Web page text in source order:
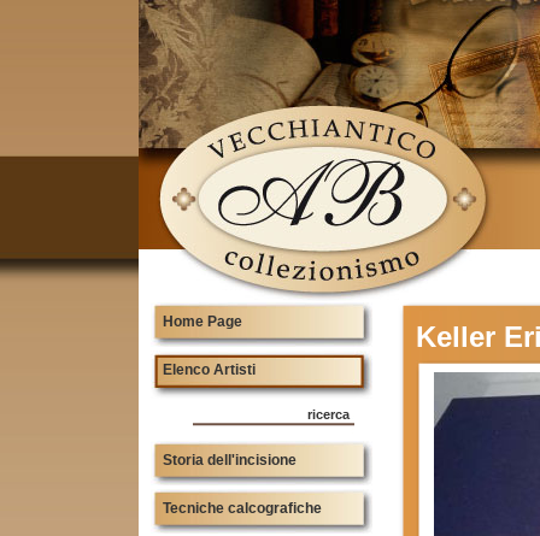
Home Page
Elenco Artisti
ricerca
Storia dell'incisione
Tecniche calcografiche
Keller